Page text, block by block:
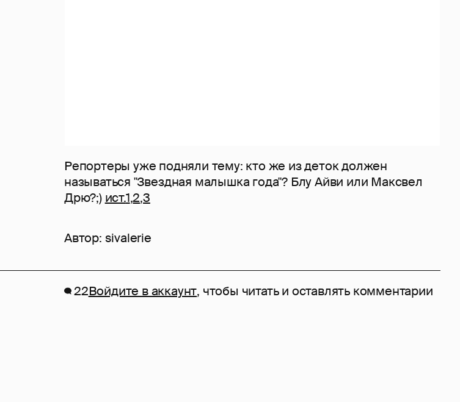
Репортеры уже подняли тему: кто же из деток должен
называться "Звездная малышка года"? Блу Айви или Максвел
Дрю?;) ист.1,2,3
Автор: sivalerie
22Войдите в аккаунт, чтобы читать и оставлять комментарии